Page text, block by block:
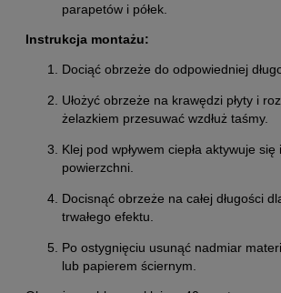
parapetów i półek.
Instrukcja montażu:
Dociąć obrzeże do odpowiedniej
Ułożyć obrzeże na krawędzi płyty i
żelazkiem przesuwać wzdłuż taśmy.
Klej pod wpływem ciepła aktywuje
powierzchni.
Docisnąć obrzeże na całej długości
trwałego efektu.
Po ostygnięciu usunąć nadmiar
lub papierem ściernym.